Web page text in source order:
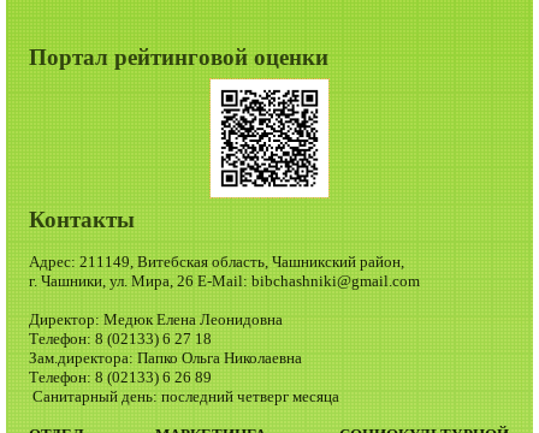
Портал рейтинговой оценки
Контакты
Адрес: 211149, Витебская область, Чашникский район,
г. Чашники, ул. Мира, 26 E-Mail: bibchashniki@gmail.com
Директор: Медюк Елена Леонидовна
Телефон: 8 (02133) 6 27 18
Зам.директора: Папко Ольга Николаевна
Телефон: 8 (02133) 6 26 89
Санитарный день: последний четверг месяца